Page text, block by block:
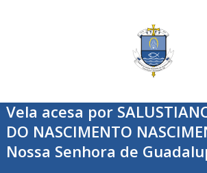
Vela acesa por
DO NASCIMENTO
Nossa Senhora de